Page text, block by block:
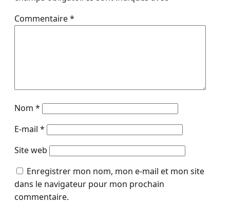
Commentaire*
Nom *
E-mail *
Site web
Enregistrer mon nom, mon e-mail et mon site
dans le navigateur pour mon prochain
commentaire.